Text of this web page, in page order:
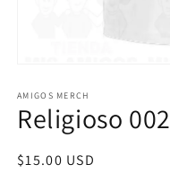
multimedia
1
en
modal
AMIGOS MERCH
Religioso 002
Precio
$15.00 USD